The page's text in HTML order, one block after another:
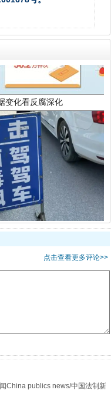
变化看反腐深化
当场查获能处罚吗
点击查看更多评论>>
China publics news/中国法制新